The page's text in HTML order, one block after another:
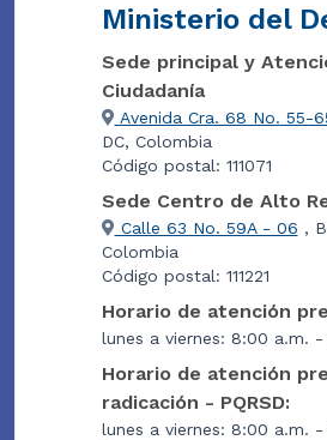
Ministerio del
Sede principal y
Ciudadanía
Avenida Cra. 68 No. 55-
DC, Colombia
Código postal: 111071
Sede Centro de Alto
Calle 63 No. 59A - 06 ,
Colombia
Código postal: 111221
Horario de atención
lunes a viernes: 8:00 a.m.
Horario de atención
radicación - PQRSD:
lunes a viernes: 8:00 a.m.